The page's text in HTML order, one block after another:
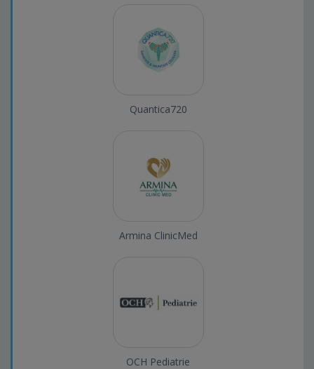
Quantica720
Armina ClinicMed
OCH Pediatrie